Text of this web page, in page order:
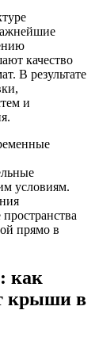
качество
В результате
и
условиям.
прямо в
как
крыши в